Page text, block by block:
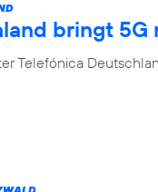
bringt 5G
Telefónica